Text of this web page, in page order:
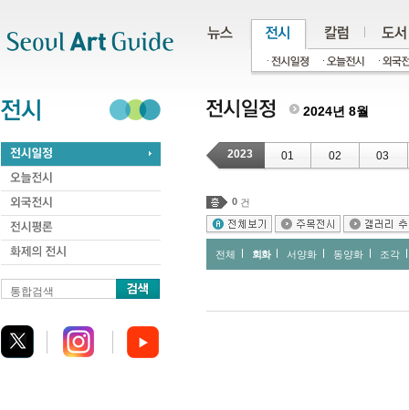
통합검색
2024년 8월
2023 01 02 03
0 건
전체 회화 서양화 동양화 조각